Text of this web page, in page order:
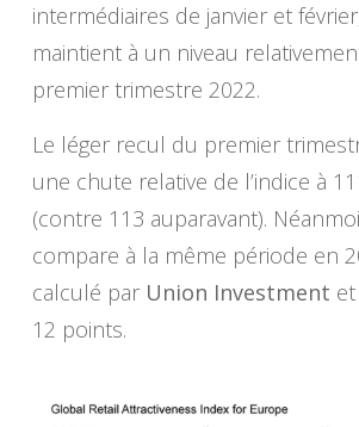
intermédiaires de janvier et
maintient à un niveau
premier trimestre 2022.
Le léger recul du premier
une chute relative de l’indice à
(contre 113 auparavant).
compare à la même période en
calculé par Union Investment et
12 points.